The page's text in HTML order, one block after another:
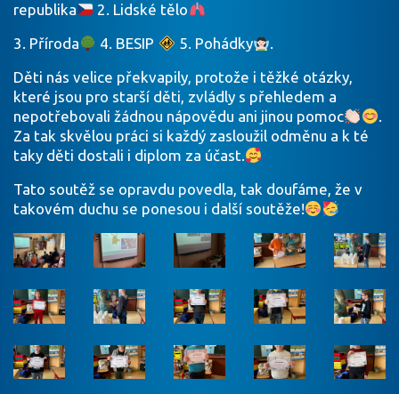
republika
2. Lidské tělo
3. Příroda
4. BESIP 5. Pohádky
.
Děti nás velice překvapily, protože i těžké otázky,
které jsou pro starší děti, zvládly s přehledem a
nepotřebovali žádnou nápovědu ani jinou pomoc
.
Za tak skvělou práci si každý zasloužil odměnu a k té
taky děti dostali i diplom za účast.
Tato soutěž se opravdu povedla, tak doufáme, že v
takovém duchu se ponesou i další soutěže!